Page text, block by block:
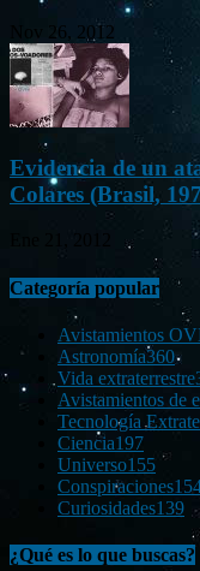
Nov 26, 2012
Evidencia de un
Colares (Brasil,
Categoría popular
Avistamientos
Astronomía360
Vida extraterrestre
Avistamientos de
Tecnología
Ciencia197
Universo155
Conspiraciones
Curiosidades139
¿Qué es lo que buscas?